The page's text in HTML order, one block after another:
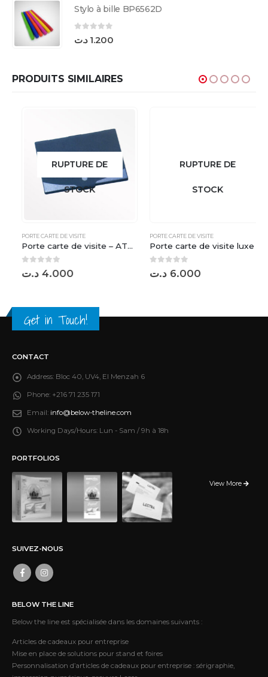
Stylo à bille BP6562D
1.200 د.ت
PRODUITS SIMILAIRES
RUPTURE DE
STOCK
PORTE CARTE DE VISITE
Porte carte de visite – AT040681
4.000 د.ت
RUPTURE DE
STOCK
PORTE CARTE DE VISITE
Porte carte de visite luxe – WB 0004
6.000 د.ت
Get in Touch!
CONTACT
Address: Bloc 40, UV4, El Menzah 6
Phone: +216 71 235 171
Email: info@below-theline.com
Working Days/Hours: Lun - Sam / 9h à 18h
PORTFOLIOS
View More
SUIVEZ-NOUS
BELOW THE LINE
Below the line est spécialisée dans les domaines suivants :
Articles de cadeaux pour entreprise
Mise en place de solutions pour stand et foires
Personnalisation d’articles de cadeaux pour entreprise : sérigraphie,